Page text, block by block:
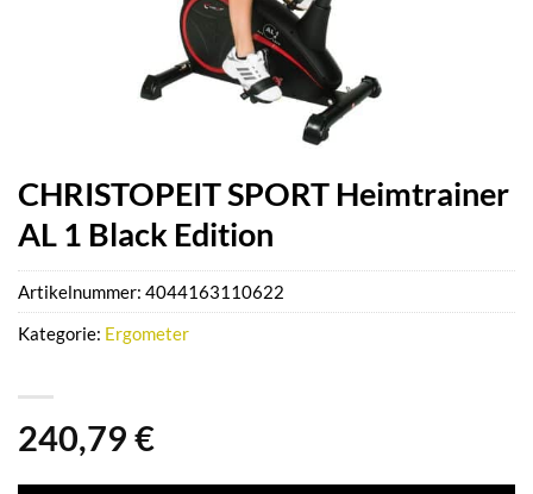
CHRISTOPEIT SPORT Heimtrainer
AL 1 Black Edition
240,79 €
Artikelnummer: 4044163110622
Kategorie: Ergometer